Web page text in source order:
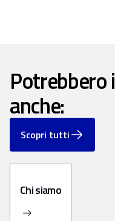
Potrebbero
anche:
Scopri tutti
Chi siamo